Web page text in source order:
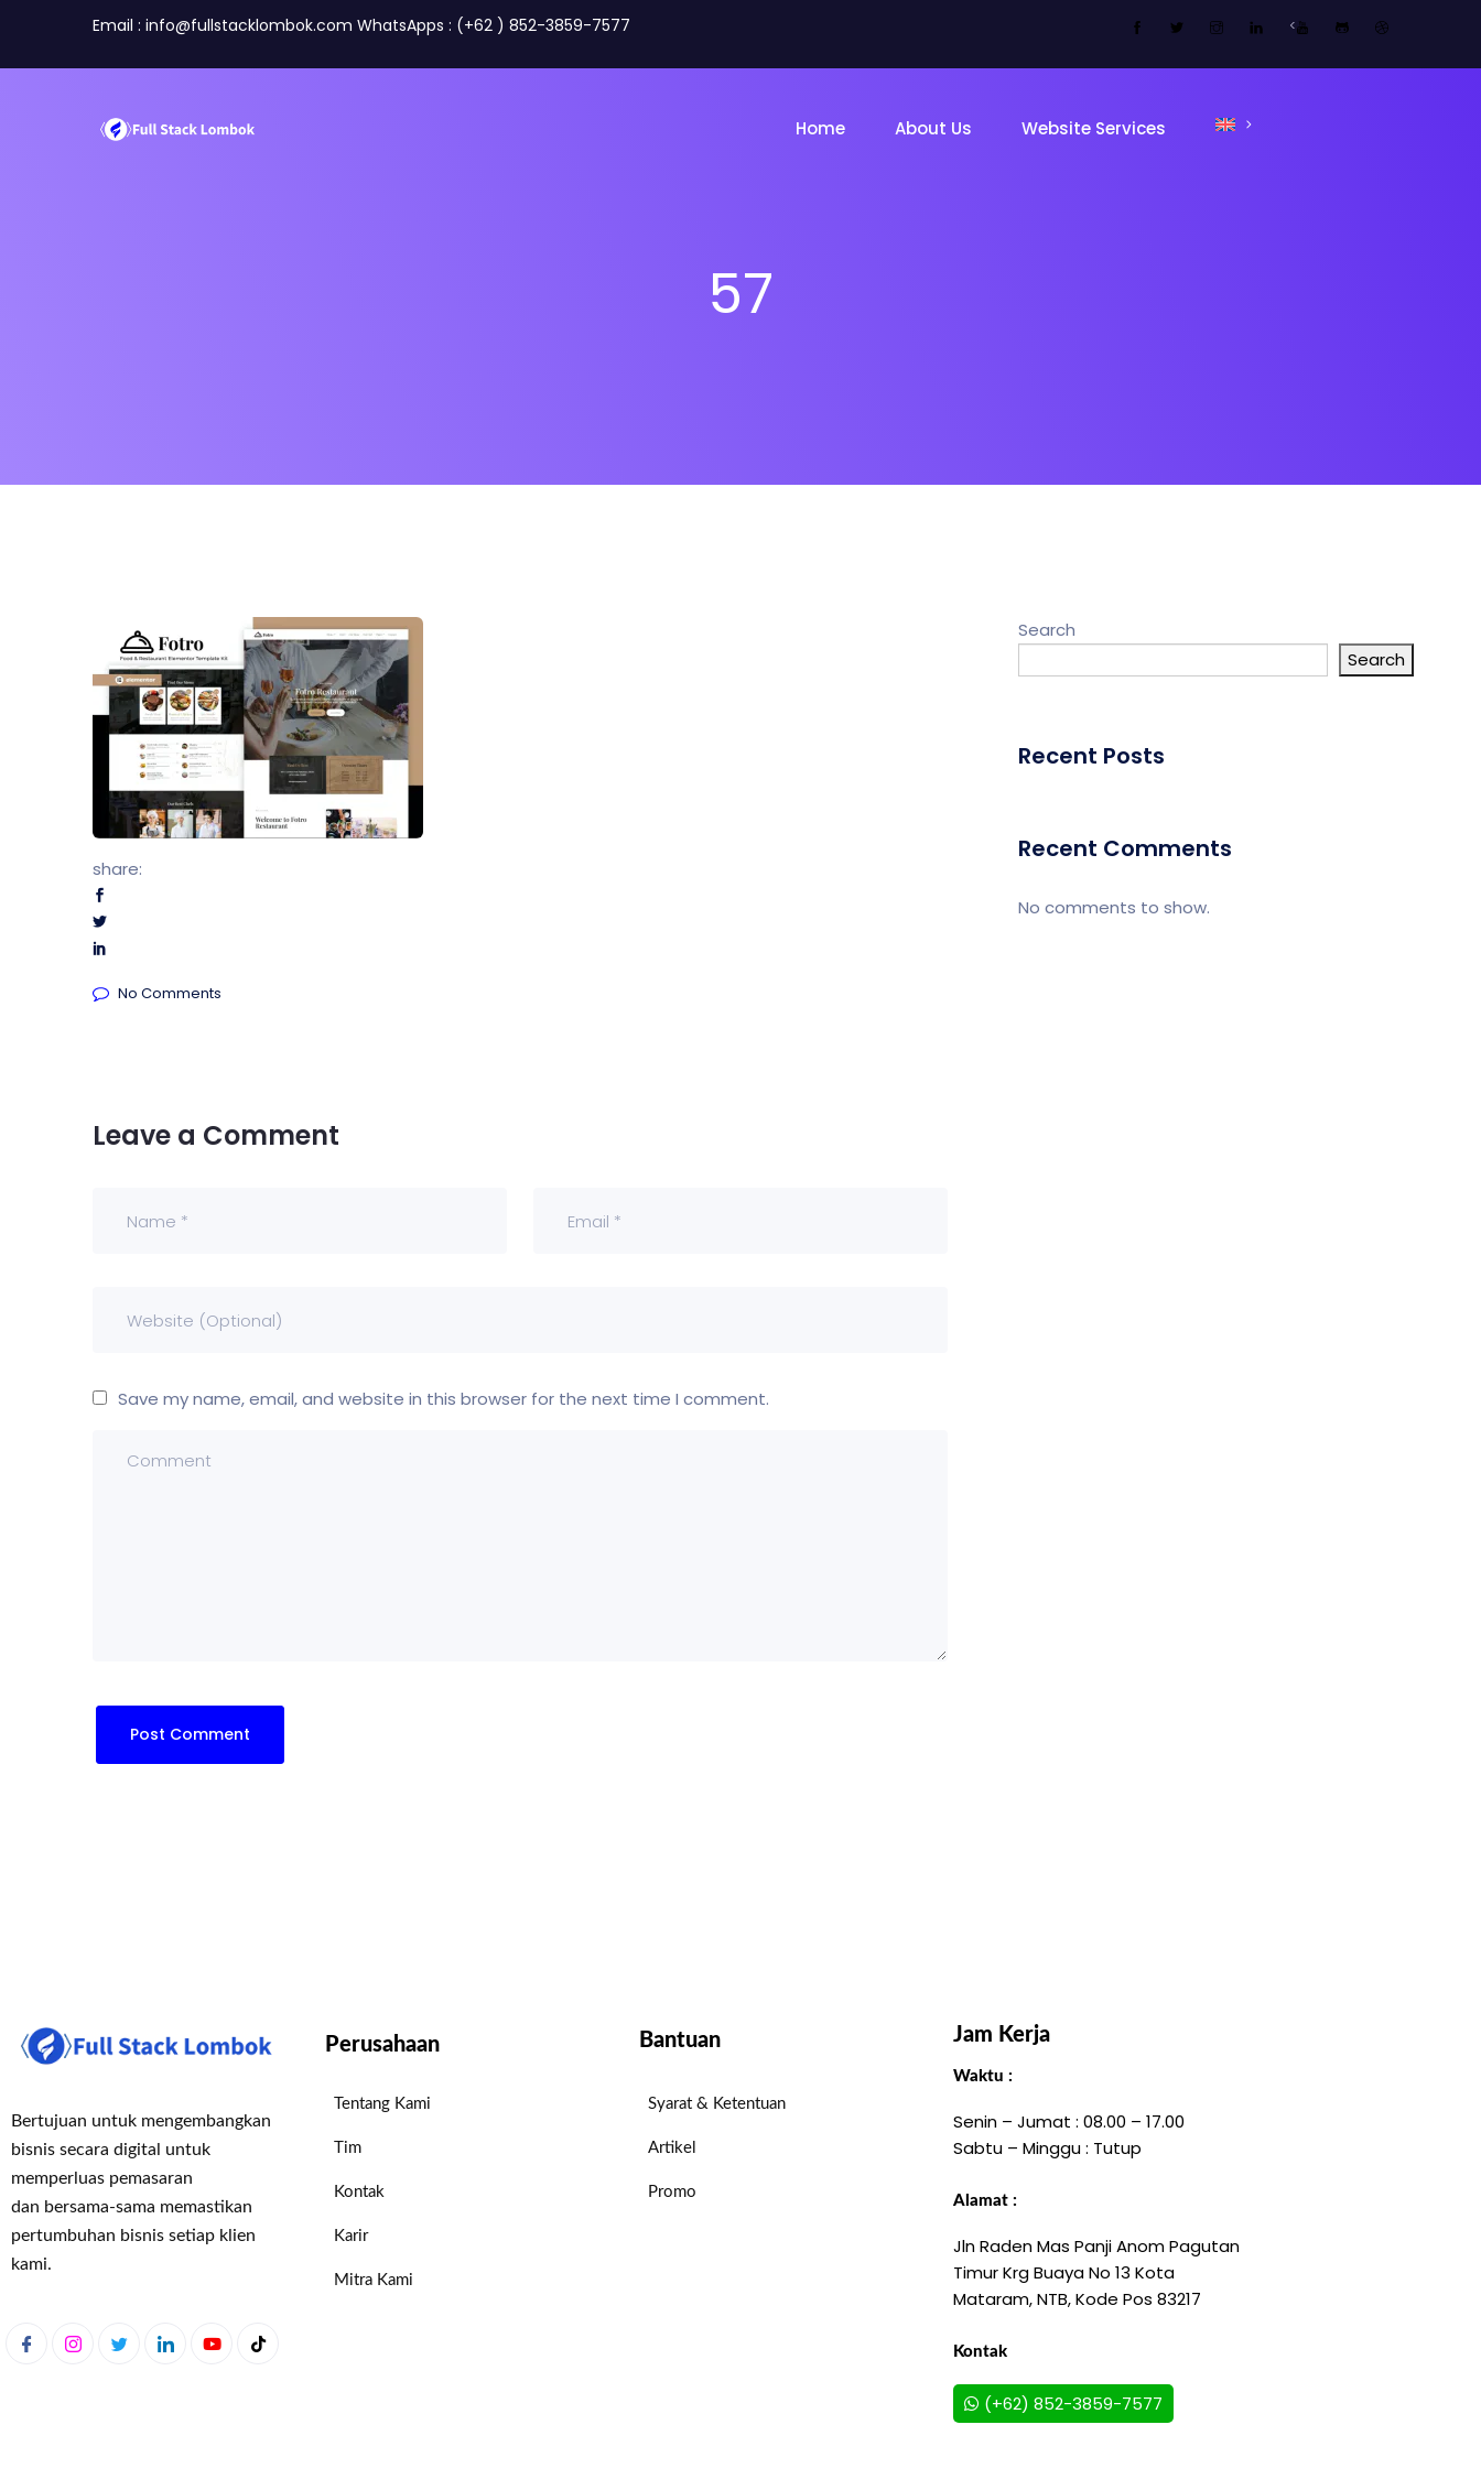
Email : info@fullstacklombok.com WhatsApps : (+62 ) 852-3859-7577 <
Home About Us Website Services
Dealer Umroh Portal Berita
57
share:
No Comments
Leave a Comment
Save my name, email, and website in this browser for the next time I comment.
Search
Search
Recent Posts
Recent Comments
No comments to show.
Bertujuan untuk mengembangkan
bisnis secara digital untuk
memperluas pemasaran
dan bersama-sama memastikan
pertumbuhan bisnis setiap klien
kami.
Perusahaan
Tentang Kami
Tim
Kontak
Karir
Mitra Kami
Bantuan
Syarat & Ketentuan
Artikel
Promo
Jam Kerja
Waktu :
Senin – Jumat : 08.00 – 17.00
Sabtu – Minggu : Tutup
Alamat :
Jln Raden Mas Panji Anom Pagutan
Timur Krg Buaya No 13 Kota
Mataram, NTB, Kode Pos 83217
Kontak
(+62) 852-3859-7577